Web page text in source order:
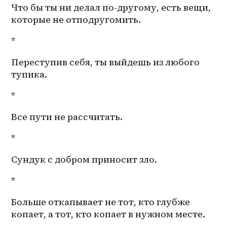
Что бы ты ни делал по-другому, есть вещи,
которые не отподругомить.
*
Переступив себя, ты выйдешь из любого
тупика.
*
Все пути не рассчитать.
*
Сундук с добром приносит зло.
*
Больше откапывает не тот, кто глубже
копает, а тот, кто копает в нужном месте.